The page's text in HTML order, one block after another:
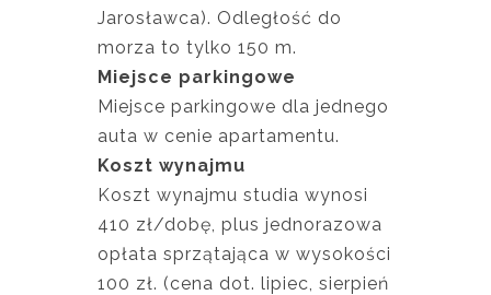
Jarosławca). Odległość do
morza to tylko 150 m.
Miejsce parkingowe
Miejsce parkingowe dla jednego
auta w cenie apartamentu.
Koszt wynajmu
Koszt wynajmu studia wynosi
410 zł/dobę, plus jednorazowa
opłata sprzątająca w wysokości
100 zł. (cena dot. lipiec, sierpień